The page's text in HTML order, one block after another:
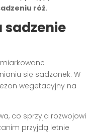
róż.
się sadzonek. W
wegetacyjny na
co sprzyja rozwojowi
przyjdą letnie